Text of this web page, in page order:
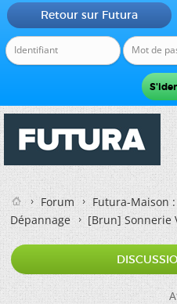
Retour sur Futura
Forum
Futura-Maison
Dépannage
[Brun]Sonnerie